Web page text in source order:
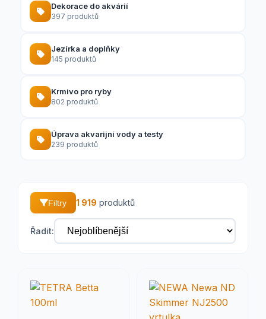
Dekorace do akvárií
397 produktů
Jezírka a doplňky
145 produktů
Krmivo pro ryby
802 produktů
Úprava akvarijní vody a testy
239 produktů
Filtry 1 919 produktů
Řadit: